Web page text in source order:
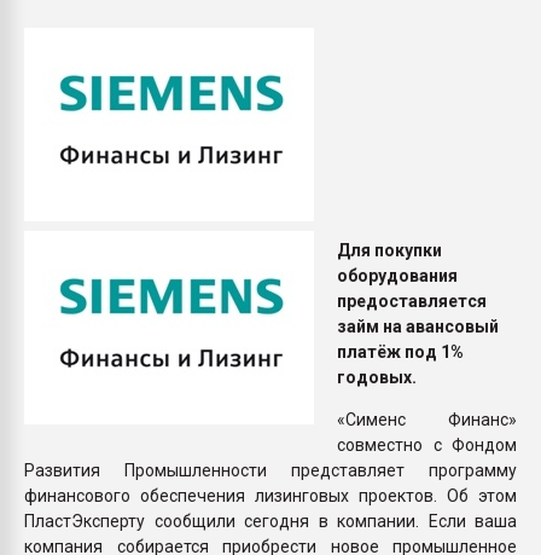
Для покупки
оборудования
предоставляется
займ на авансовый
платёж под 1%
годовых.
«Сименс Финанс»
совместно с Фондом
Развития Промышленности представляет программу
финансового обеспечения лизинговых проектов. Об этом
ПластЭксперту сообщили сегодня в компании. Если ваша
компания собирается приобрести новое промышленное